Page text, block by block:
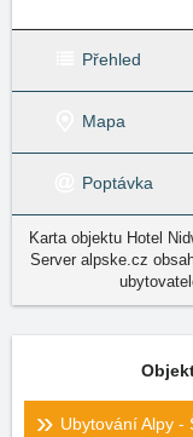
Přehled
Mapa
Poptávka
Karta objektu Hotel
Server alpske.cz
Ubytování Alpy -